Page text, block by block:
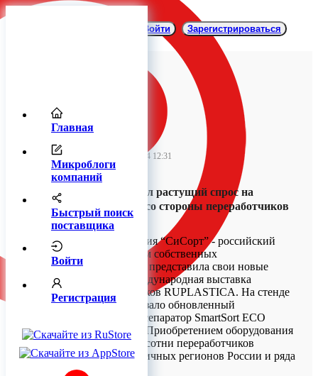
Главная
Микроблоги
компаний
Быстрый поиск
поставщика
Войти
Регистрация
Войти Зарегистрироваться
07 февраля 2024 12:31
«СиСорт» заметил растущий спрос на
фотосепараторы со стороны переработчиков
вторсырья
Алтайская компания “СиСорт” - российский
лидер по продажам собственных
фотосепараторов - представила свои новые
разработки на международная выставка
пластмасс и каучуков RUPLASTICA. На стенде
предприятие показало обновленный
компактный фотосепаратор SmartSort ECO
(СмартСорт Эко). Приобретением оборудования
заинтересовались сотни переработчиков
вторсырья из различных регионов России и ряда
стран мира.